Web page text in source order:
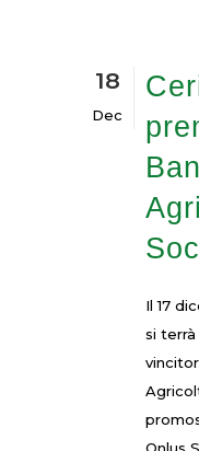
18
Dec
Il 17
si